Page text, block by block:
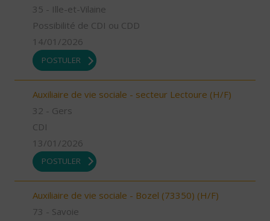
35 - Ille-et-Vilaine
Possibilité de CDI ou CDD
14/01/2026
POSTULER
Auxiliaire de vie sociale - secteur Lectoure (H/F)
32 - Gers
CDI
13/01/2026
POSTULER
Auxiliaire de vie sociale - Bozel (73350) (H/F)
73 - Savoie